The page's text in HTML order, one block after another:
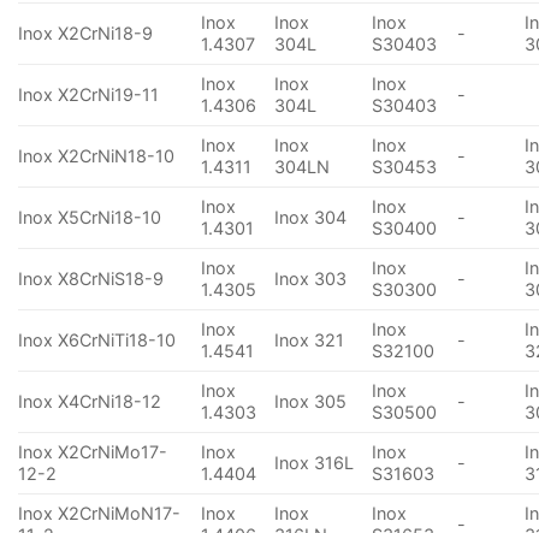
Inox X2CrNi18-9
Inox
1.4307
Inox
304L
Inox
S30403
-
Inox X2CrNi19-11
Inox
1.4306
Inox
304L
Inox
S30403
-
Inox X2CrNiN18-10
Inox
1.4311
Inox
304LN
Inox
S30453
-
Inox X5CrNi18-10
Inox
1.4301
Inox 304
Inox
S30400
-
Inox X8CrNiS18-9
Inox
1.4305
Inox 303
Inox
S30300
-
Inox X6CrNiTi18-10
Inox
1.4541
Inox 321
Inox
S32100
-
Inox X4CrNi18-12
Inox
1.4303
Inox 305
Inox
S30500
-
Inox X2CrNiMo17-
12-2
Inox
1.4404
Inox 316L
Inox
S31603
-
Inox X2CrNiMoN17-
Inox
Inox
Inox
-